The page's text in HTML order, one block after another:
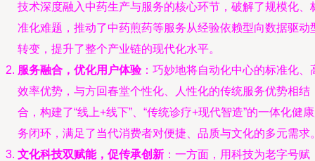
技术深度融入中药生产与服务的核心环节，破解了规模化、
准化难题，推动了中药煎药等服务从经验依赖型向数据驱动
转变，提升了整个产业链的现代化水平。
服务融合，优化用户体验：巧妙地将自动化中心的标准化、
效率优势，与方回春堂个性化、人性化的传统服务优势相结
合，构建了“线上+线下”、“传统诊疗+现代智造”的一体化健
务闭环，满足了当代消费者对便捷、品质与文化的多元需求
文化科技双赋能，促传承创新 ：一方面，用科技为老字号赋